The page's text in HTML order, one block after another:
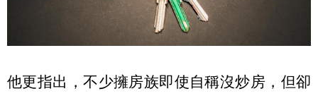
他更指出，不少擁房族即使自稱沒炒房，但卻